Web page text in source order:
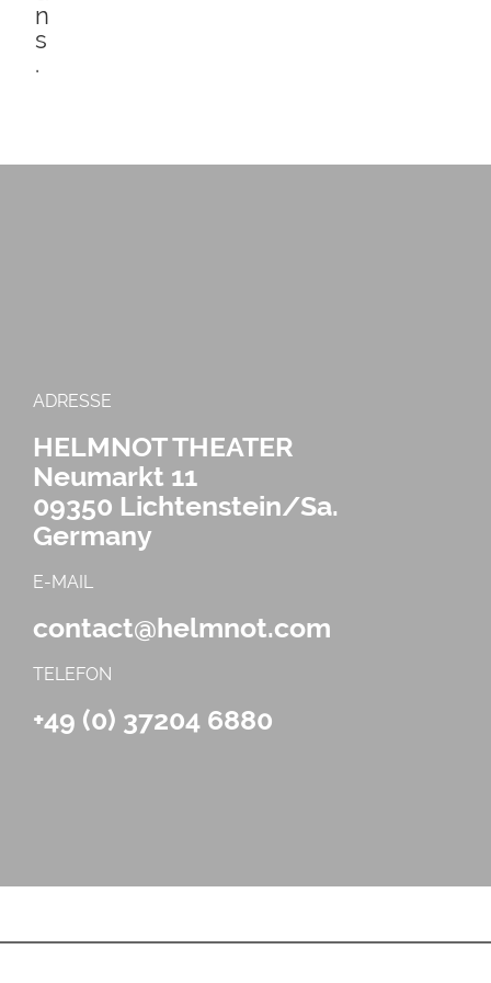
n
s
.
ADRESSE
HELMNOT THEATER
Neumarkt 11
09350 Lichtenstein/Sa.
Germany
E-MAIL
contact@helmnot.com
TELEFON
+49 (0) 37204 6880